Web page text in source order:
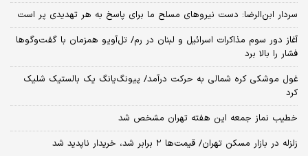
سردار ابن‌الرضا: دست نیروهای مسلح ما برای پاسخ به هر تهدیدی پر است
آغاز دور سوم مذاکرات اسرائیل و لبنان در رم/ تل‌آویو همزمان با گفت‌وگوها
فشار را بالا برد
غول موشکی کره شمالی به حرکت درآمد/ پیونگ‌یانگ یک بالستیک شلیک
کرد
خطیب نماز جمعه این هفته تهران مشخص شد
زلزله در بازار مسکن تهران/ قیمت‌ها ۲ برابر شد، خریدار ناپدید شد